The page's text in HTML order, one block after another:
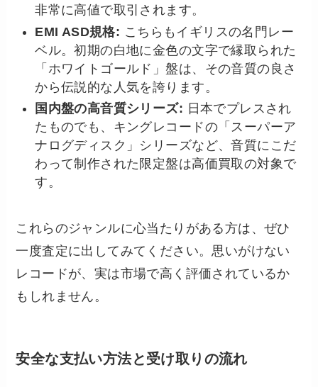
非常に高値で取引されます。
EMI ASD規格: こちらもイギリスの名門レー
ベル。初期の白地に金色の文字で縁取られた
「ホワイトゴールド」盤は、その音質の良さ
から伝説的な人気を誇ります。
国内盤の高音質シリーズ: 日本でプレスされ
たものでも、キングレコードの「スーパーア
ナログディスク」シリーズなど、音質にこだ
わって制作された限定盤は高価買取の対象で
す。
これらのジャンルに心当たりがある方は、ぜひ
一度査定に出してみてください。思いがけない
レコードが、実は市場で高く評価されているか
もしれません。
安全な支払い方法と受け取りの流れ